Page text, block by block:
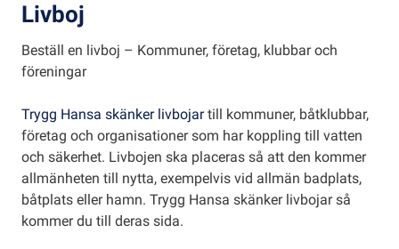
Livboj
Beställ en livboj – Kommuner, företag, klubbar och
föreningar
Trygg Hansa skänker livbojartill kommuner, båtklubbar,
företag och organisationer som har koppling till vatten
och säkerhet. Livbojen ska placeras så att den kommer
allmänheten till nytta, exempelvis vid allmän badplats,
båtplats eller hamn. Trygg Hansa skänker livbojar så
kommer du till deras sida.